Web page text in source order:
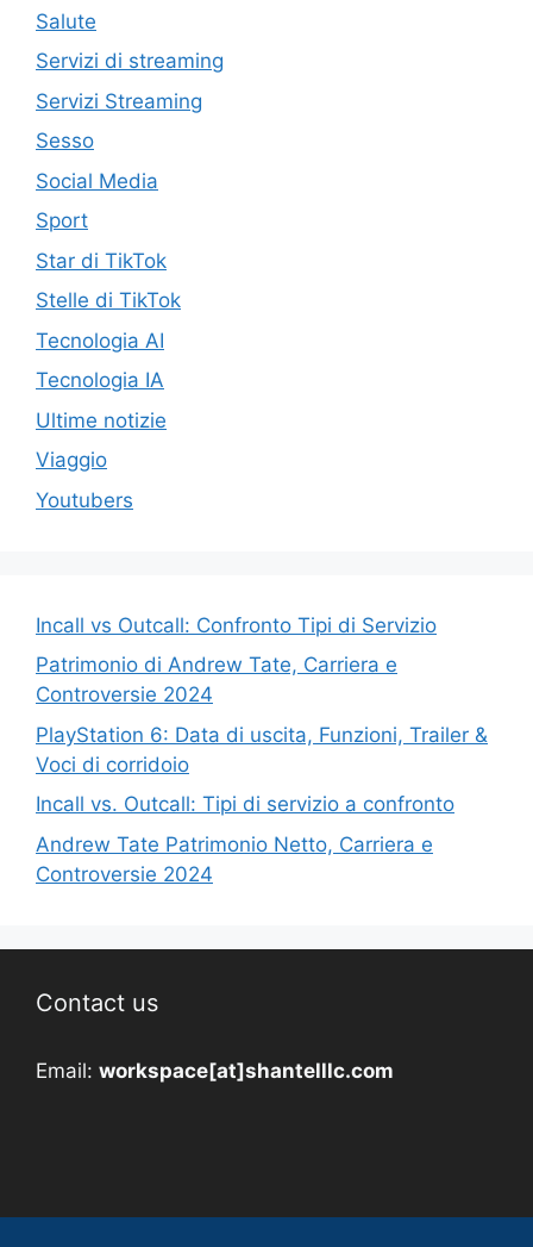
Salute
Servizi di streaming
Servizi Streaming
Sesso
Social Media
Sport
Star di TikTok
Stelle di TikTok
Tecnologia AI
Tecnologia IA
Ultime notizie
Viaggio
Youtubers
Incall vs Outcall: Confronto Tipi di Servizio
Patrimonio di Andrew Tate, Carriera e
Controversie 2024
PlayStation 6: Data di uscita, Funzioni, Trailer &
Voci di corridoio
Incall vs. Outcall: Tipi di servizio a confronto
Andrew Tate Patrimonio Netto, Carriera e
Controversie 2024
Contact us
Email: workspace[at]shantelllc.com